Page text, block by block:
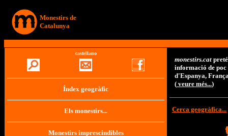
Monestirs de
Catalunya
castellano
Índex geogràfic
Els monestirs...
Monestirs imprescindibles
monestirs.cat
informació de poc
d'Espanya,
( veure més...)
Cerca geogràfica...